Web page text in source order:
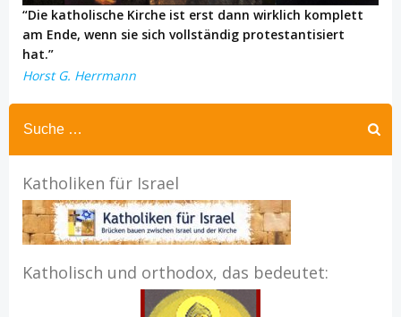
“Die katholische Kirche ist erst dann wirklich komplett
am Ende, wenn sie sich vollständig protestantisiert
hat.”
Horst G. Herrmann
Katholiken für Israel
Katholisch und orthodox, das bedeutet: